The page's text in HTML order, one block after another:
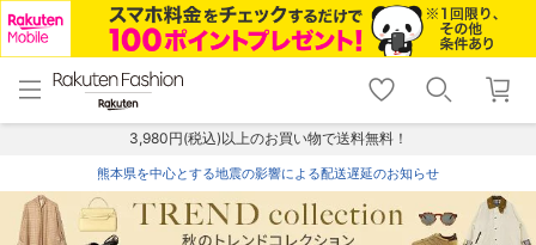
menu home
トップ
shopping_cart lock_outline
ログイン
3,980円(税込)以上のお買い物で送料無料！
熊本県を中心とする地震の影響による配送遅延のお知らせ